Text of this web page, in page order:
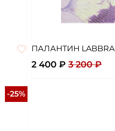
ПАЛАНТИН LABBRA
2 400 ₽ 3 200 ₽
-25%